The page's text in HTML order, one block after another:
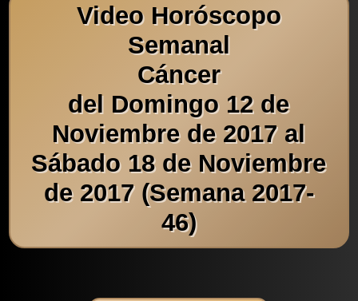
Video Horóscopo
Semanal
Cáncer
del Domingo 12 de
Noviembre de 2017 al
Sábado 18 de Noviembre
de 2017 (Semana 2017-
46)